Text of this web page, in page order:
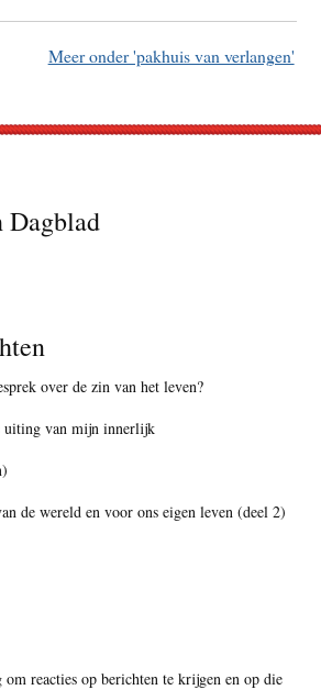
Meer onder 'pakhuis van verlangen'
Dagblad
over de zin van het leven?
uiting van mijn innerlijk
de wereld en voor ons eigen leven (deel 2)
reacties op berichten te krijgen en op die